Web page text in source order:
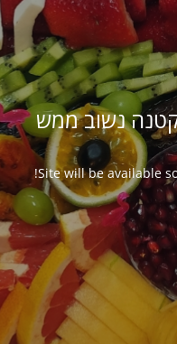
קטנה נשוב ממש
Site will be available